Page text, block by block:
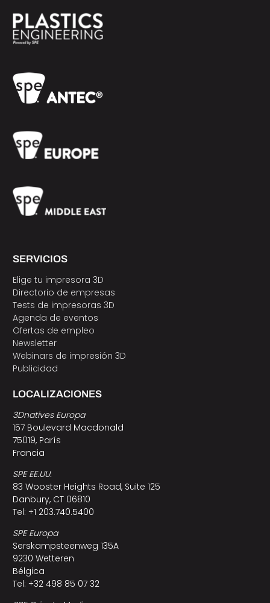
SERVICIOS
Elige tu impresora 3D
Directorio de empresas
Tests de impresoras 3D
Agenda de eventos
Ofertas de empleo
Newsletter
Webinars de impresión 3D
Publicidad
LOCALIZACIONES
3Dnatives Europa
157 Boulevard Macdonald
75019, París
Francia
SPE EE.UU.
83 Wooster Heights Road, Suite 125
Danbury, CT 06810
Tel: +1 203.740.5400
SPE Europa
Serskampsteenweg 135A
9230 Wetteren
Bélgica
Tel: +32 498 85 07 32